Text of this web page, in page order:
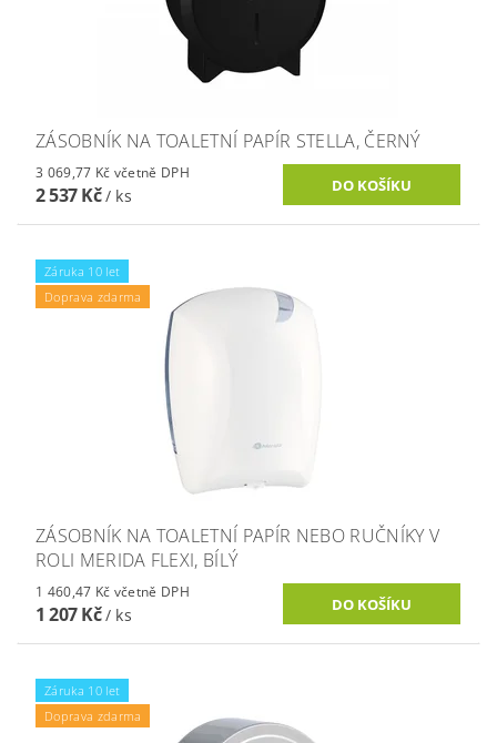
ZÁSOBNÍK NA TOALETNÍ PAPÍR STELLA, ČERNÝ
3 069,77 Kč včetně DPH
2 537 Kč/ ks
Záruka 10 let
Doprava zdarma
ZÁSOBNÍK NA TOALETNÍ PAPÍR NEBO RUČNÍKY V
ROLI MERIDA FLEXI, BÍLÝ
1 460,47 Kč včetně DPH
1 207 Kč/ ks
Záruka 10 let
Doprava zdarma